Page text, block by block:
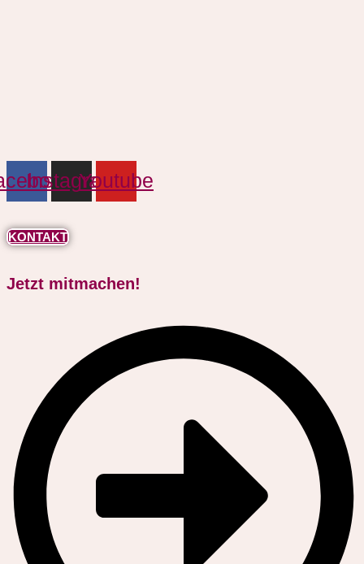
InstagramYoutube
KONTAKT
Jetzt mitmachen!